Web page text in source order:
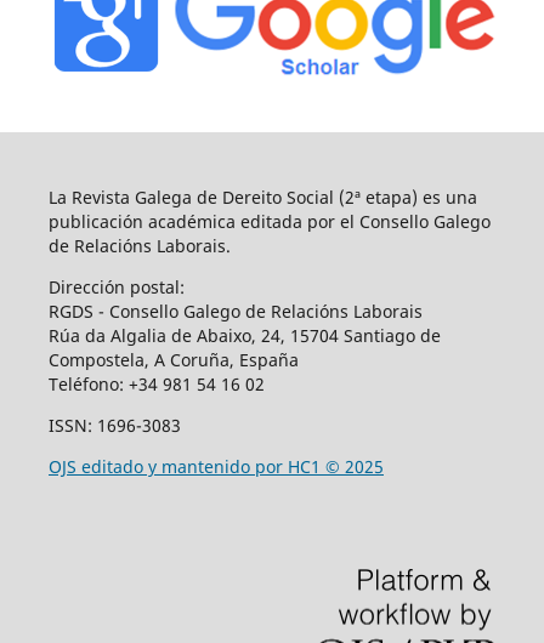
La Revista Galega de Dereito Social (2ª etapa) es una
publicación académica editada por el Consello Galego
de Relacións Laborais.
Dirección postal:
RGDS - Consello Galego de Relacións Laborais
Rúa da Algalia de Abaixo, 24, 15704 Santiago de
Compostela, A Coruña, España
Teléfono: +34 981 54 16 02
ISSN: 1696-3083
OJS editado y mantenido por HC1 © 2025